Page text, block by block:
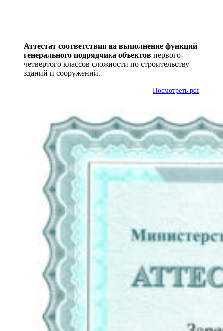
Аттестат соответствия на выполнение функций
генерального подрядчика объектов первого-
четвертого классов сложности по строительству
зданий и сооружений.
Посмотреть pdf